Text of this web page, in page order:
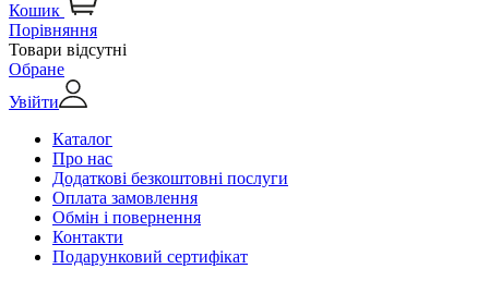
Кошик
Порівняння
Товари відсутні
Обране
Увійти
Каталог
Про нас
Додаткові безкоштовні послуги
Оплата замовлення
Обмін і повернення
Контакти
Подарунковий сертифікат